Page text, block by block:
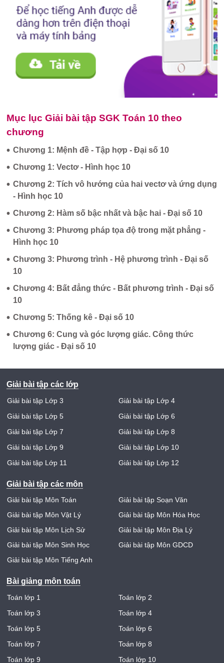
Mục lục Giải bài tập SGK Toán 10 theo
chương
• Chương 1: Mệnh đề - Tập hợp - Đại số 10
• Chương 1: Vectơ - Hình học 10
• Chương 2: Tích vô hướng của hai vectơ và ứng dụng
- Hình học 10
• Chương 2: Hàm số bậc nhất và bậc hai - Đại số 10
• Chương 3: Phương pháp tọa độ trong mặt phẳng -
Hình học 10
• Chương 3: Phương trình - Hệ phương trình - Đại số
10
• Chương 4: Bất đẳng thức - Bất phương trình - Đại số
10
• Chương 5: Thống kê - Đại số 10
• Chương 6: Cung và góc lượng giác. Công thức
lượng giác - Đại số 10
Giải bài tập các lớp
Giải bài tập Lớp 3
Giải bài tập Lớp 4
Giải bài tập Lớp 5
Giải bài tập Lớp 6
Giải bài tập Lớp 7
Giải bài tập Lớp 8
Giải bài tập Lớp 9
Giải bài tập Lớp 10
Giải bài tập Lớp 11
Giải bài tập Lớp 12
Giải bài tập các môn
Giải bài tập Môn Toán
Giải bài tập Soạn Văn
Giải bài tập Môn Vật Lý
Giải bài tập Môn Hóa Học
Giải bài tập Môn Lịch Sử
Giải bài tập Môn Địa Lý
Giải bài tập Môn Sinh Học
Giải bài tập Môn GDCD
Giải bài tập Môn Tiếng Anh
Bài giảng môn toán
Toán lớp 1
Toán lớp 2
Toán lớp 3
Toán lớp 4
Toán lớp 5
Toán lớp 6
Toán lớp 7
Toán lớp 8
Toán lớp 9
Toán lớp 10